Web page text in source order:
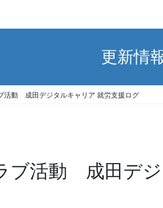
更新情
活動 成田デジタルキャリア 就労支援ログ
ブ活動 成田デジ